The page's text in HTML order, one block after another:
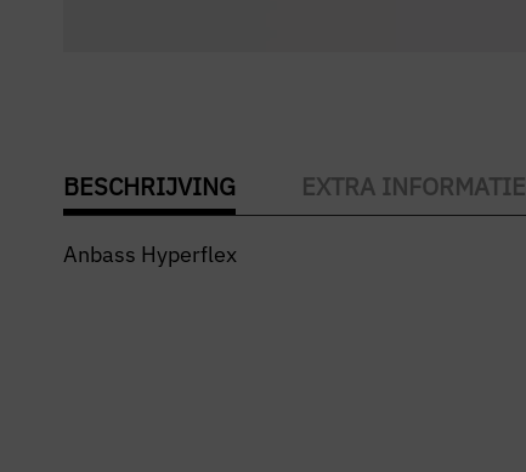
BESCHRIJVING EXTRA INFORMATIE
Anbass Hyperflex